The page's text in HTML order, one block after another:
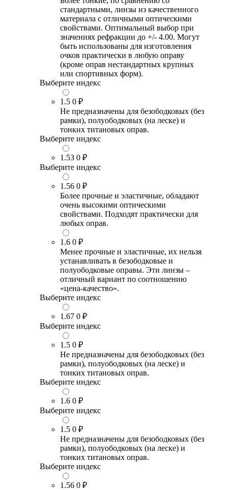
стандартными, линзы из качественного
материала с отличными оптическими
свойствами. Оптимальный выбор при
значениях рефракции до +/- 4.00. Могут
быть использованы для изготовления
очков практически в любую оправу
(кроме оправ нестандартных крупных
или спортивных форм).
Выберите индекс
1.5 0 ₽
Не предназначены для безободковых (без
рамки), полуободковых (на леске) и
тонких титановых оправ.
Выберите индекс
1.53 0 ₽
Выберите индекс
1.56 0 ₽
Более прочные и эластичные, обладают
очень высокими оптическими
свойствами. Подходят практически для
любых оправ.
1.6 0 ₽
Менее прочные и эластичные, их нельзя
устанавливать в безободковые и
полуободковые оправы. Эти линзы –
отличный вариант по соотношению
«цена-качество».
Выберите индекс
1.67 0 ₽
Выберите индекс
1.5 0 ₽
Не предназначены для безободковых (без
рамки), полуободковых (на леске) и
тонких титановых оправ.
Выберите индекс
1.6 0 ₽
Выберите индекс
1.5 0 ₽
Не предназначены для безободковых (без
рамки), полуободковых (на леске) и
тонких титановых оправ.
Выберите индекс
1.56 0 ₽